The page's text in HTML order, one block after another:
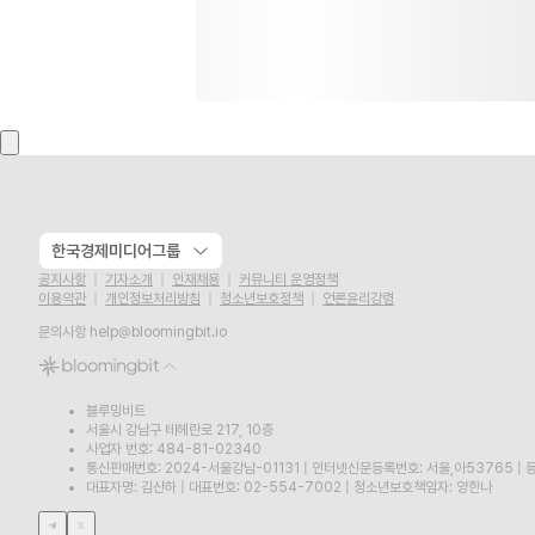
한국경제미디어그룹
공지사항 기자소개 인재채용
커뮤니티 운영정책
이용약관
개인정보처리방침 청소년보호정책
언론윤리강령
문의사항 help@bloomingbit.io
블루밍비트
서울시 강남구 테헤란로 217, 10층
사업자 번호: 484-81-02340
통신판매번호: 2024-서울강남-01131
인터넷신문등록번호: 서울,아53765
대표자명: 김산하
대표번호: 02-554-7002 청소년보호책임자: 양한나